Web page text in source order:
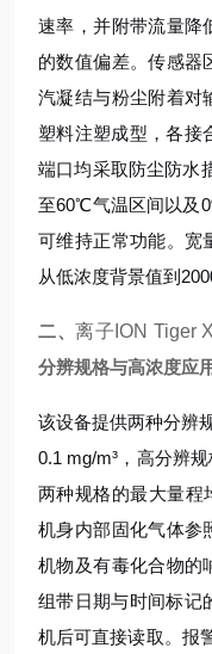
速率，并附带流量降
的数值偏差。传感器
汽凝结与粉尘附着对
塑料注塑成型，各接
端口均采取防尘防水
至60℃气温区间以及
可维持正常功能。宽
从低浓度背景值到
二、离子ION Tiger
分辨规格与高浓度应
该设备提供两种分辨
0.1 mg/m³，高分辨
两种规格的最大量程
机身内部固化气体参
机物及有毒化合物的
组带日期与时间标记
机后可直接读取。报